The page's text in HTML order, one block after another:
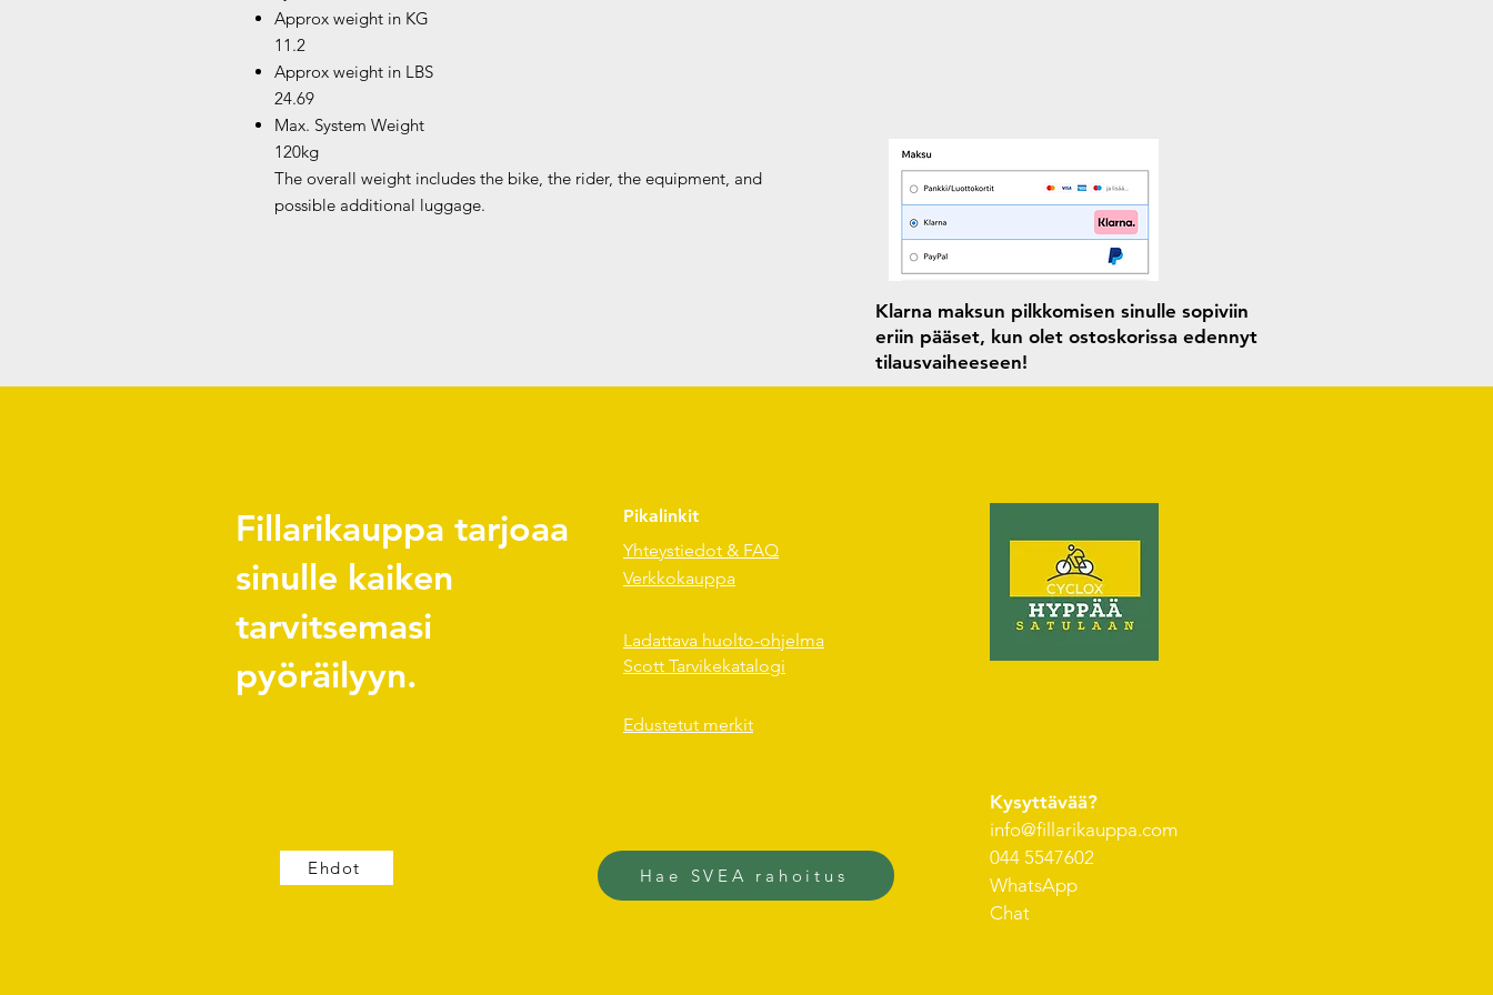
Approx weight in KG
11.2
Approx weight in LBS
24.69
Max. System Weight
120kg
The overall weight includes the bike, the rider, the equipment, and
possible additional luggage.
Klarna maksun pilkkomisen sinulle sopiviin
eriin pääset, kun olet ostoskorissa edennyt
tilausvaiheeseen!
Fillarikauppa tarjoaa
sinulle kaiken
tarvitsemasi
pyöräilyyn.
Pikalinkit
Yhteystiedot & FAQ
Verkkokauppa
Ladattava huolto-ohjelma
Scott Tarvikekatalogi
Edustetut merkit
Ehdot Hae SVEA rahoitus
Kysyttävää?
info@fillarikauppa.com
044 5547602
WhatsApp
Chat